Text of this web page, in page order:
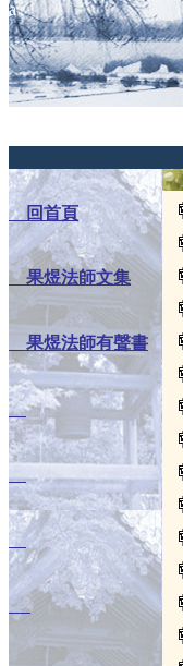
a
回首頁
果煜法師文集
果煜法師有聲書